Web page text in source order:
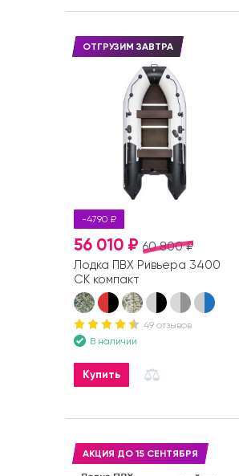
-4790 ₽
ОТГРУЗИМ ЗАВТРА
60 800 ₽
56 010 ₽
Лодка ПВХ Ривьера 3400
СК компакт
49 отзывов
В наличии
Купить
АКЦИЯ ДО 15 СЕНТЯБРЯ